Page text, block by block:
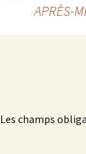
APRÈS-
Les champs